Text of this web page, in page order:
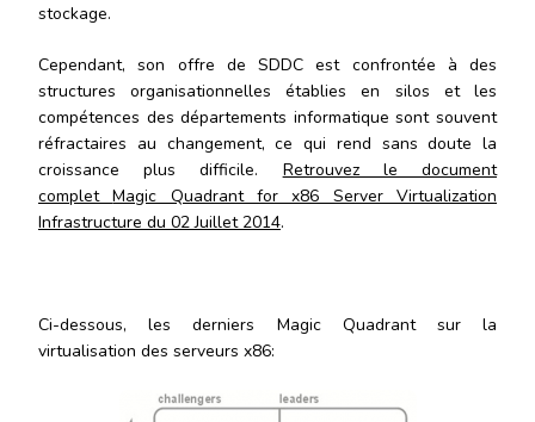
stockage.
Cependant, son offre de SDDC est confrontée à des
structures organisationnelles établies en silos et les
compétences des départements informatique sont souvent
réfractaires au changement, ce qui rend sans doute la
croissance plus difficile. Retrouvez le document
completMagic Quadrant for x86 Server Virtualization
Infrastructure du 02 Juillet 2014.
Ci-dessous, les derniers Magic Quadrant sur la
virtualisation des serveurs x86: